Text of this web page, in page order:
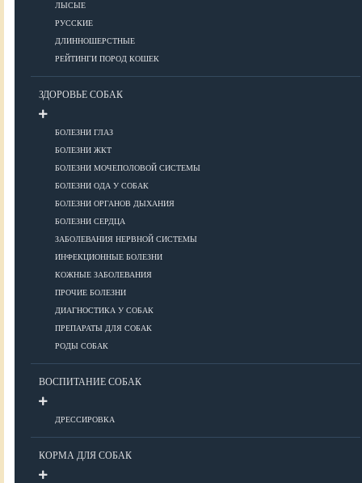
ЛЫСЫЕ
РУССКИЕ
ДЛИННОШЕРСТНЫЕ
РЕЙТИНГИ ПОРОД КОШЕК
ЗДОРОВЬЕ СОБАК
БОЛЕЗНИ ГЛАЗ
БОЛЕЗНИ ЖКТ
БОЛЕЗНИ МОЧЕПОЛОВОЙ СИСТЕМЫ
БОЛЕЗНИ ОДА У СОБАК
БОЛЕЗНИ ОРГАНОВ ДЫХАНИЯ
БОЛЕЗНИ СЕРДЦА
ЗАБОЛЕВАНИЯ НЕРВНОЙ СИСТЕМЫ
ИНФЕКЦИОННЫЕ БОЛЕЗНИ
КОЖНЫЕ ЗАБОЛЕВАНИЯ
ПРОЧИЕ БОЛЕЗНИ
ДИАГНОСТИКА У СОБАК
ПРЕПАРАТЫ ДЛЯ СОБАК
РОДЫ СОБАК
ВОСПИТАНИЕ СОБАК
ДРЕССИРОВКА
КОРМА ДЛЯ СОБАК
ПИТАНИЕ
Кормление котят
Кормление кошек
Диетическое и лечебное кормление
ПОРОДЫ
Европейские
Короткошерстные
Для аллергиков
Лысые
Русские
Длинношерстные
Рейтинги пород